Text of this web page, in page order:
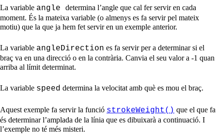
La variable angle determina l’angle que cal fer servir en cada
moment. És la mateixa variable (o almenys es fa servir pel mateix
motiu) que la que ja hem fet servir en un exemple anterior.
La variable angleDirection es fa servir per a determinar si el
braç va en una direcció o en la contrària. Canvia el seu valor a -1 quan
arriba al límit determinat.
La variable speed determina la velocitat amb què es mou el braç.
Aquest exemple fa servir la funció strokeWeight() que el que fa
és determinar l’amplada de la línia que es dibuixarà a continuació. I
l’exemple no té més misteri.